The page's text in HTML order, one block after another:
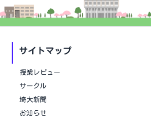
サイトマップ
授業レビュー
サークル
埼大新聞
お知らせ